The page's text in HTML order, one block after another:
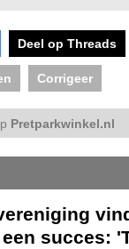
Deel op Threads
Corrigeer
Pretparkwinkel.nl
succes: